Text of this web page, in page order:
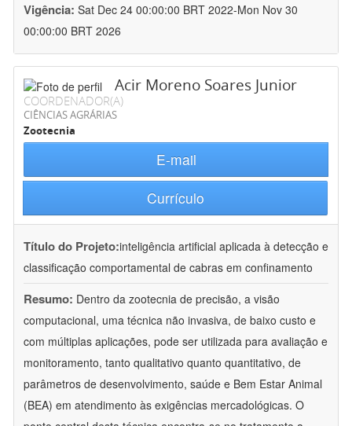
Vigência: Sat Dec 24 00:00:00 BRT 2022-Mon Nov 30
00:00:00 BRT 2026
Acir Moreno Soares Junior
COORDENADOR(A)
CIÊNCIAS AGRÁRIAS
Zootecnia
E-mail
Currículo
Título do Projeto:inteligência artificial aplicada à detecção e
classificação comportamental de cabras em confinamento
Resumo: Dentro da zootecnia de precisão, a visão
computacional, uma técnica não invasiva, de baixo custo e
com múltiplas aplicações, pode ser utilizada para avaliação e
monitoramento, tanto qualitativo quanto quantitativo, de
parâmetros de desenvolvimento, saúde e Bem Estar Animal
(BEA) em atendimento às exigências mercadológicas. O